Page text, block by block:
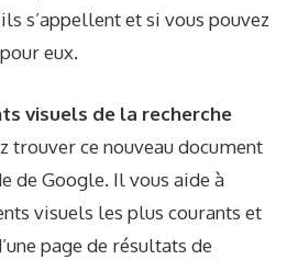
s’appellent et si vous pouvez
eux.
visuels de la recherche
trouver ce nouveaudocument
de Google. Il vous aide à
visuels les plus courants et
page de résultats de